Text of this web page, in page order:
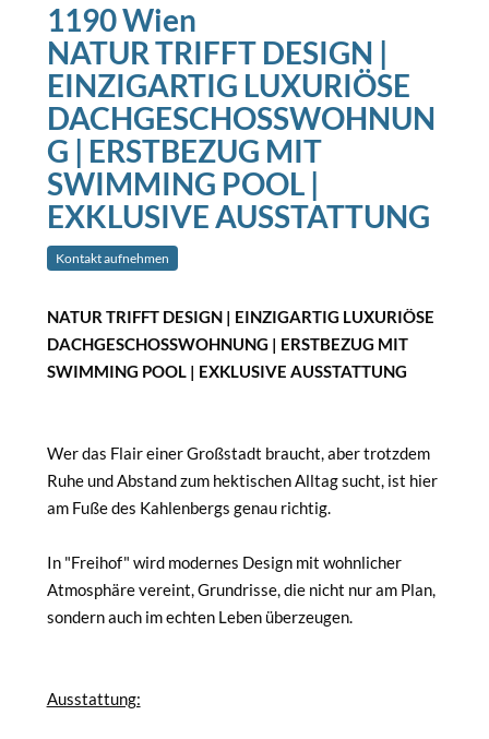
1190 Wien
NATUR TRIFFT DESIGN |
EINZIGARTIG LUXURIÖSE
DACHGESCHOSSWOHNUN
G | ERSTBEZUG MIT
SWIMMING POOL |
EXKLUSIVE AUSSTATTUNG
Kontakt aufnehmen
NATUR TRIFFT DESIGN | EINZIGARTIG LUXURIÖSE
DACHGESCHOSSWOHNUNG | ERSTBEZUG MIT
SWIMMING POOL | EXKLUSIVE AUSSTATTUNG
Wer das Flair einer Großstadt braucht, aber trotzdem
Ruhe und Abstand zum hektischen Alltag sucht, ist hier
am Fuße des Kahlenbergs genau richtig.
In "Freihof" wird modernes Design mit wohnlicher
Atmosphäre vereint, Grundrisse, die nicht nur am Plan,
sondern auch im echten Leben überzeugen.
Ausstattung: